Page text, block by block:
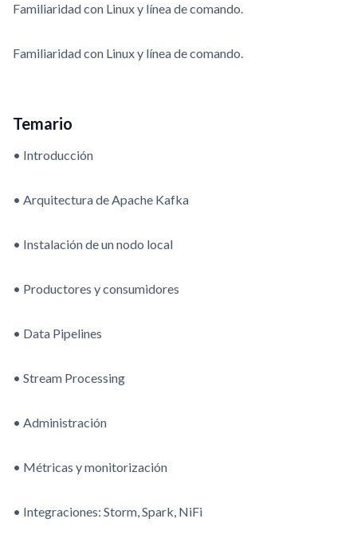
Familiaridad con Linux y línea de comando.
Familiaridad con Linux y línea de comando.
Temario
• Introducción
• Arquitectura de Apache Kafka
• Instalación de un nodo local
• Productores y consumidores
• Data Pipelines
• Stream Processing
• Administración
• Métricas y monitorización
• Integraciones: Storm, Spark, NiFi